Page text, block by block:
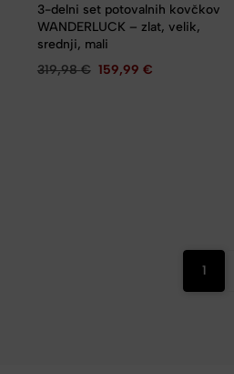
3-delni set potovalnih kovčkov
WANDERLUCK – zlat, velik,
srednji, mali
319,98€ 159,99 €
1